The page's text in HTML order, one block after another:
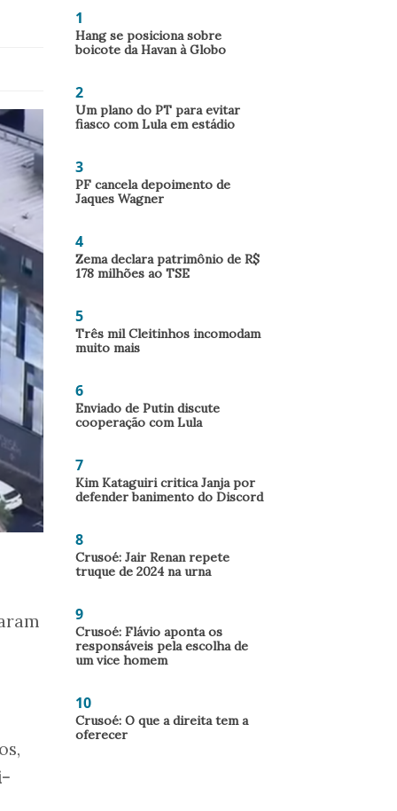
1
Hang se posiciona sobre
boicote da Havan à Globo
2
Um plano do PT para evitar
fiasco com Lula em estádio
3
PF cancela depoimento de
Jaques Wagner
4
Zema declara patrimônio de R$
178 milhões ao TSE
5
Três mil Cleitinhos incomodam
muito mais
6
Enviado de Putin discute
cooperação com Lula
7
Kim Kataguiri critica Janja por
defender banimento do Discord
8
Crusoé: Jair Renan repete
truque de 2024 na urna
9
Crusoé: Flávio aponta os
responsáveis pela escolha de
um vice homem
10
Crusoé: O que a direita tem a
oferecer